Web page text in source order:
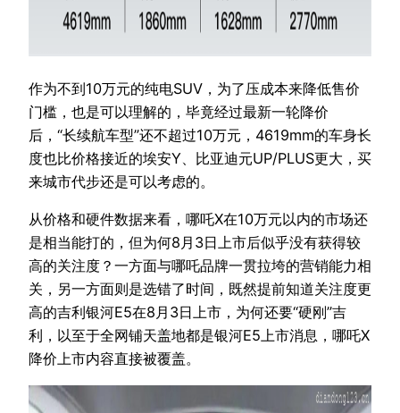
作为不到10万元的纯电SUV，为了压成本来降低售价
门槛，也是可以理解的，毕竟经过最新一轮降价
后，“长续航车型”还不超过10万元，4619mm的车身长
度也比价格接近的埃安Y、比亚迪元UP/PLUS更大，买
来城市代步还是可以考虑的。
从价格和硬件数据来看，哪吒X在10万元以内的市场还
是相当能打的，但为何8月3日上市后似乎没有获得较
高的关注度？一方面与哪吒品牌一贯拉垮的营销能力相
关，另一方面则是选错了时间，既然提前知道关注度更
高的吉利银河E5在8月3日上市，为何还要“硬刚”吉
利，以至于全网铺天盖地都是银河E5上市消息，哪吒X
降价上市内容直接被覆盖。